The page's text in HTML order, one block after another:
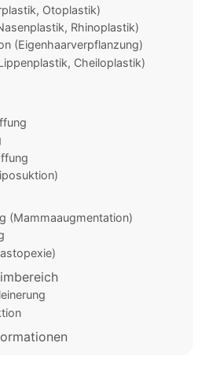
Otoplastik)
Rhinoplastik)
(Eigenhaarverpflanzung)
Cheiloplastik)
(Mammaaugmentation)